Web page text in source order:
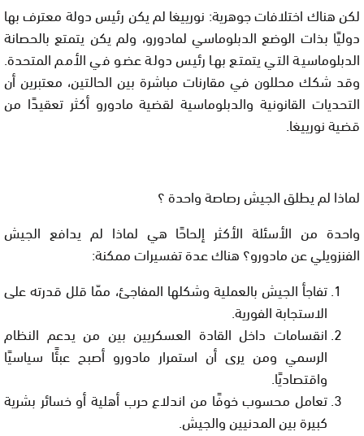
لكن هناك اختلافات جوهرية: نورييغا لم يكن رئيس دولة معترف بها
دوليًا بذات الوضع الدبلوماسي لمادورو، ولم يكن يتمتع بالحصانة
الدبلوماسية التي يتمتع بها رئيس دولة عضو في الأمم المتحدة.
وقد شكك محللون في مقارنات مباشرة بين الحالتين، معتبرين أن
التحديات القانونية والدبلوماسية لقضية مادورو أكثر تعقيدًا من
قضية نورييغا.
لماذا لم يطلق الجيش رصاصة واحدة ؟
واحدة من الأسئلة الأكثر إلحاحًا هي لماذا لم يدافع الجيش
الفنزويلي عن مادورو؟ هناك عدة تفسيرات ممكنة:
تفاجأ الجيش بالعملية وشكلها المفاجئ، ممّا قلل قدرته على
الاستجابة الفورية.
انقسامات داخل القادة العسكريينبين من يدعم النظام
الرسمي ومن يرى أن استمرار مادورو أصبح عبئًا سياسيًا
واقتصاديًا.
تعامل محسوبخوفًا من اندلاع حرب أهلية أو خسائر بشرية
كبيرة بين المدنيين والجيش.